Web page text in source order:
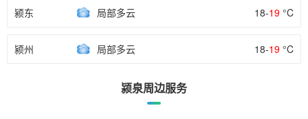
颍东 局部多云 18-19 °C
颍州 局部多云 18-19 °C
颍泉周边服务